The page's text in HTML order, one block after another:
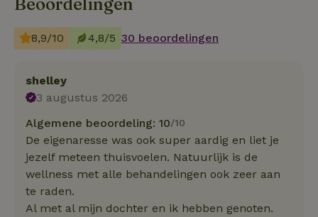
8,9/10 4,8/5 30 beoordelingen
shelley
3 augustus 2026
Algemene beoordeling: 10/10
De eigenaresse was ook super aardig en liet je
jezelf meteen thuisvoelen. Natuurlijk is de
wellness met alle behandelingen ook zeer aan
te raden.
Al met al mijn dochter en ik hebben genoten.